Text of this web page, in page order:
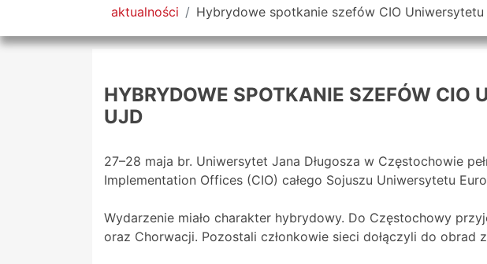
Tutaj jesteś
aktualności Hybrydowe spotkanie szefów CIO Uniwersytetu
HYBRYDOWE SPOTKANIE SZEFÓW CIO
UJD
27–28 maja br. Uniwersytet Jana Długosza w Częstochowie
Implementation Offices (CIO) całego Sojuszu Uniwersytetu
Wydarzenie miało charakter hybrydowy. Do Częstochowy
oraz Chorwacji. Pozostali członkowie sieci dołączyli do